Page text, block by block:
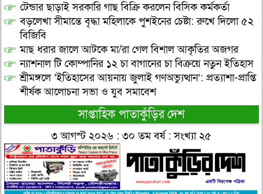
টেন্ডার ছাড়াই সরকারি গাছ বিক্রি করলেন বিসিক কর্মকর্তা
বড়লেখা সীমান্তে বৃদ্ধা মহিলাকে পুশইনের চেষ্টা: রুখে দিলো ৫২
বিজিবি
মাছ ধরার জালে আটকে মা/রা গেল বিশাল আকৃতির অজগর
ন্যাশনাল টি কোম্পানির ১২ চা বাগানের চা বিক্রয়ে নতুন ইতিহাস
শ্রীমঙ্গলে ‘ইতিহাসের আয়নায় জুলাই গণঅভ্যুত্থান’: প্রত্যাশা-প্রাপ্তি
শীর্ষক আলোচনা সভা ও যুব সমাবেশ
সাপ্তাহিক পাতাকুঁড়ির দেশ
৩ আগস্ট ২০২৬ : ৩০ তম বর্ষ : সংখ্যা ২৫